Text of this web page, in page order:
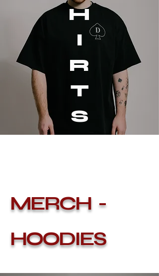
H
I
R
T
S
MERCH -
HOODIES